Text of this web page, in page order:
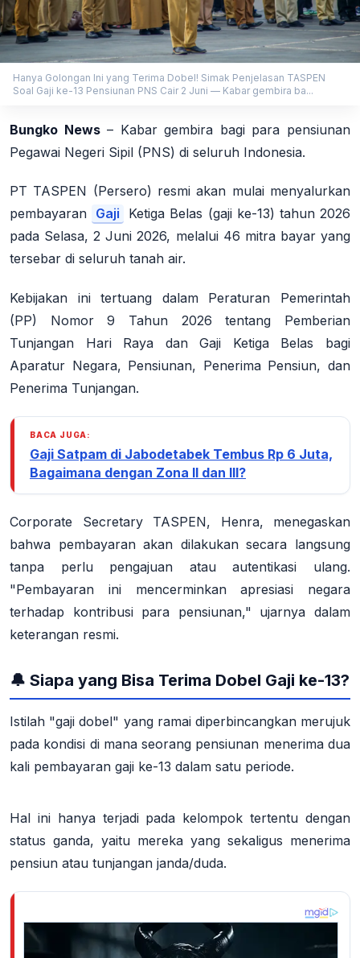
Hanya Golongan Ini yang Terima Dobel! Simak Penjelasan TASPEN
Soal Gaji ke-13 Pensiunan PNS Cair 2 Juni — Kabar gembira ba...
Bungko News– Kabar gembira bagi para pensiunan
Pegawai Negeri Sipil (PNS) di seluruh Indonesia.
PT TASPEN (Persero) resmi akan mulai menyalurkan
pembayaran Gaji
Ketiga Belas (gaji ke-13) tahun 2026
pada Selasa, 2 Juni 2026, melalui 46 mitra bayar yang
tersebar di seluruh tanah air.
Kebijakan ini tertuang dalam Peraturan Pemerintah
(PP) Nomor 9 Tahun 2026 tentang Pemberian
Tunjangan Hari Raya dan Gaji Ketiga Belas bagi
Aparatur Negara, Pensiunan, Penerima Pensiun, dan
Penerima Tunjangan.
BACA JUGA:
Gaji Satpam di Jabodetabek Tembus Rp 6 Juta,
Bagaimana dengan Zona II dan III?
Corporate Secretary TASPEN, Henra, menegaskan
bahwa pembayaran akan dilakukan secara langsung
tanpa perlu pengajuan atau autentikasi ulang.
"Pembayaran ini mencerminkan apresiasi negara
terhadap kontribusi para pensiunan," ujarnya dalam
keterangan resmi.
🔔 Siapa yang Bisa Terima Dobel Gaji ke-13?
Istilah "gaji dobel" yang ramai diperbincangkan merujuk
pada kondisi di mana seorang pensiunan menerima dua
kali pembayaran gaji ke-13 dalam satu periode.
Hal ini hanya terjadi pada kelompok tertentu dengan
status ganda, yaitu mereka yang sekaligus menerima
pensiun atau tunjangan janda/duda.